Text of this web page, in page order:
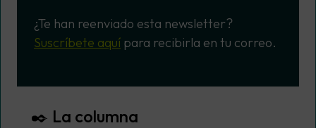
¿Te han reenviado esta newsletter?
Suscríbete aquí para recibirla en tu correo.
✒️ La columna